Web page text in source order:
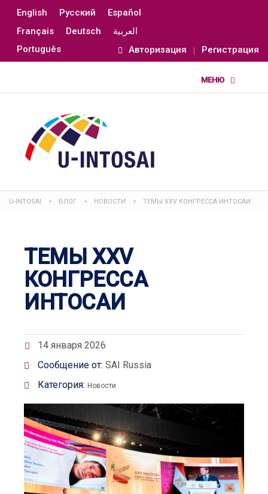
English Русский
Español
Français
Deutsch
العربية
Português
Авторизация Регистрация
U-INTOSAI > БЛОГ > НОВОСТИ > ТЕМЫ XXV КОНГРЕССА ИНТОСАИ
ТЕМЫ XXV
КОНГРЕССА
ИНТОСАИ
14 января 2026
Сообщение от: SAI Russia
Категория: Новости